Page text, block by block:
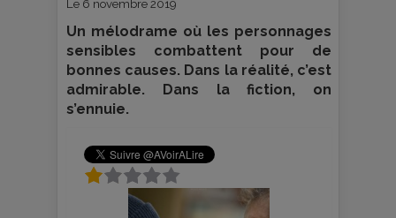
Le 6 novembre 2019
Un mélodrame où les personnages
sensibles combattent pour de
bonnes causes. Dans la réalité, c’est
admirable. Dans la fiction, on
s’ennuie.